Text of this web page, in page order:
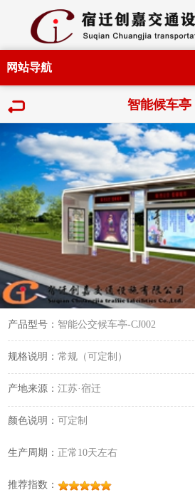
网站导航
智能候车亭
产品型号： 智能公交候车亭-CJ002
规格说明：常规（可定制）
产地来源：江苏·宿迁
颜色说明： 可定制
生产周期： 正常10天左右
推荐指数：